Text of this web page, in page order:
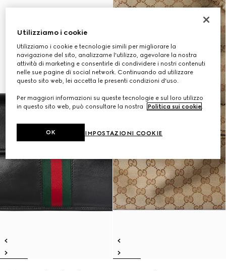
Utilizziamo i cookie
Utilizziamo i cookie e tecnologie simili per migliorare la
navigazione del sito, analizzarne l'utilizzo, agevolare la nostra
attività di marketing e consentirle di condividere i nostri contenuti
nelle sue pagine di social network. Continuando ad utilizzare
questo sito web, lei accetta le presenti condizioni d'uso.
Per maggiori informazioni su queste tecnologie e sul loro utilizzo
in questo sito web, può consultare la nostra
Politica sui cookie
IMPOSTAZIONI COOKIE
OK